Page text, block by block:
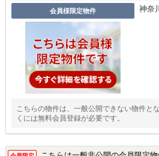
会員様限定物件 神奈
こちらの物件は、一般公開できない物件と
くには無料会員登録が必要です。